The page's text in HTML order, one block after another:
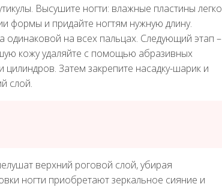
Высушите ногти: влажные пластины легко
формы и придайте ногтям нужную длину.
одинаковой на всех пальцах. Следующий этап –
кожу удаляйте с помощью абразивных
Затем закрепите насадку-шарик и
слой.
верхний роговой слой, убирая
ногти приобретают зеркальное сияние и